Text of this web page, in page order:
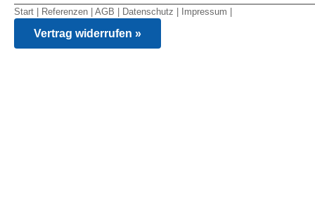
Start Referenzen AGB Datenschutz Impressum
Vertrag widerrufen »